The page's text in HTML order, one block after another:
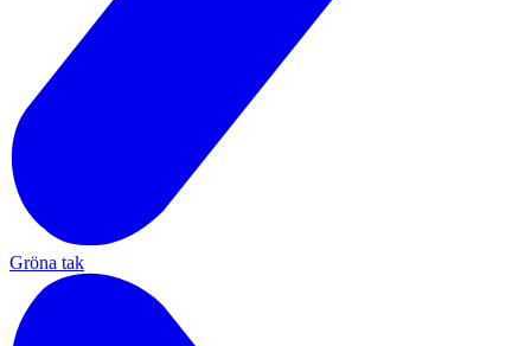
Gröna tak